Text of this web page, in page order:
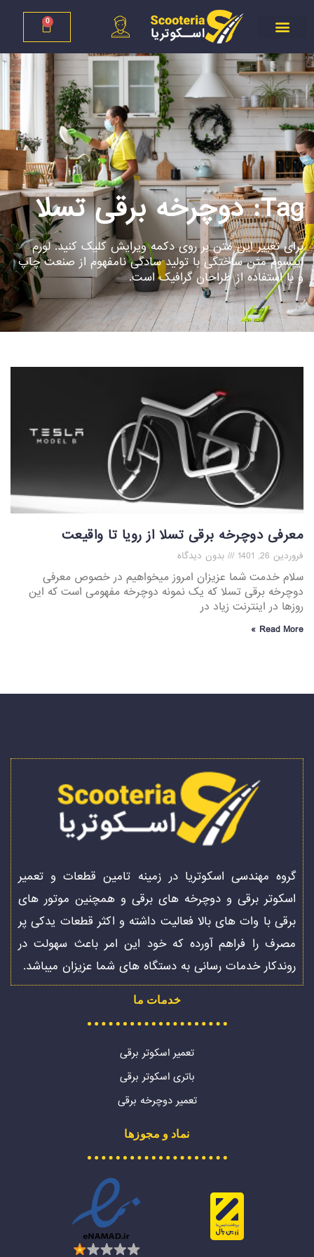
0
Tag: دوچرخه برقی تسلا
برای تغییر این متن بر روی دکمه ویرایش کلیک کنید. لورم
ایپسوم متن ساختگی با تولید سادگی نامفهوم از صنعت چاپ
و با استفاده از طراحان گرافیک است.
معرفی دوچرخه برقی تسلا از رویا تا واقیعت
فروردین 26, 1401 بدون دیدگاه
سلام خدمت شما عزیزان امروز میخواهیم در خصوص معرفی
دوچرخه برقی تسلا که یک نمونه دوچرخه مفهومی است که این
روزها در اینترنت زیاد در
Read More »
گروه مهندسی اسکوتریا در زمینه تامین قطعات و تعمیر
اسکوتر برقی و دوچرخه های برقی و همچنین موتور های
برقی با وات های بالا فعالیت داشته و اکثر قطعات یدکی پر
مصرف را فراهم آورده که خود این امر باعث سهولت در
روندکار خدمات رسانی به دستگاه های شما عزیزان میباشد.
خدمات ما
تعمیر اسکوتر برقی
باتری اسکوتر برقی
تعمیر دوچرخه برقی
نماد و مجوزها